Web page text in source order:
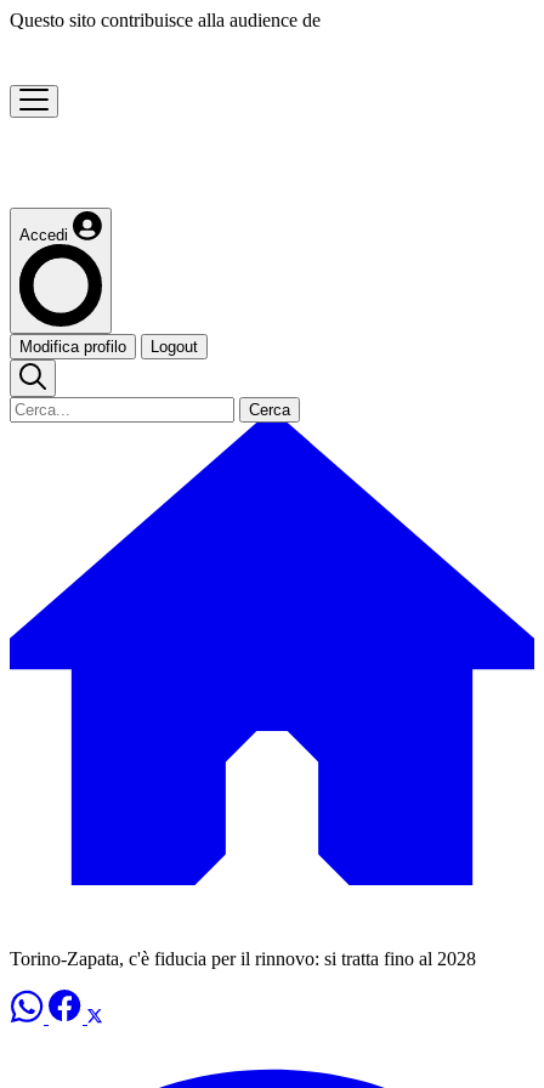
Questo sito contribuisce alla audience de
Accedi
Modifica profilo Logout
Cerca
Torino-Zapata, c'è fiducia per il rinnovo: si tratta fino al 2028